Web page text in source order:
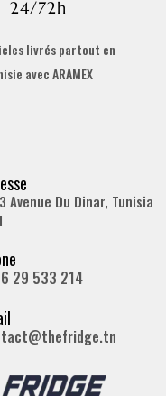
24/72h
livrés partout en
avec ARAMEX
Avenue Du Dinar, Tunisia
29 533 214